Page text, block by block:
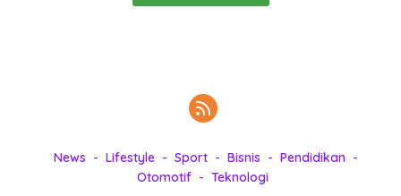
News Lifestyle Sport Bisnis
Pendidikan
Otomotif
Teknologi